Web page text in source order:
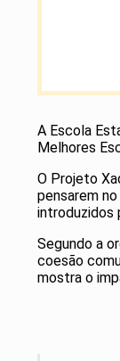
A Escola
Melhores
O Projeto
pensarem
introduzidos
Segundo a
coesão
mostra o